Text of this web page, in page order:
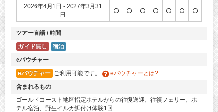
2026年4月1日 - 2027年3月31
日
ツアー言語 / 時間
ガイド無し
宿泊
eバウチャー
eバウチャー ご利用可能です。
eバウチャーとは?
含まれるもの
ゴールドコースト地区指定ホテルからの往復送迎、往復フェリー、ホ
テル宿泊、野生イルカ餌付け体験1回